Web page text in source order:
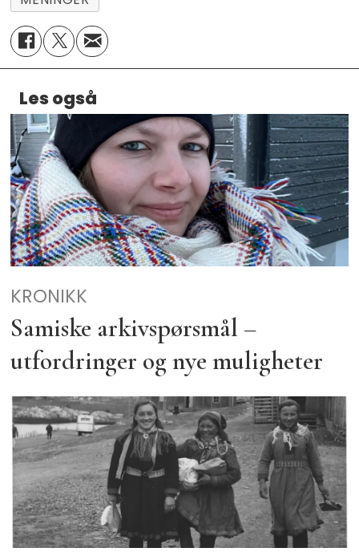
Les også
KRONIKK
Samiske arkivspørsmål –
utfordringer og nye muligheter